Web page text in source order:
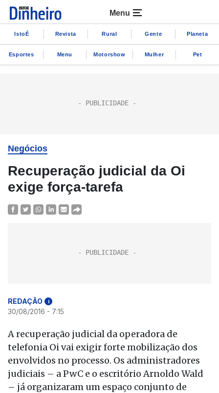
Menu
IstoÉ Revista Rural Gente Planeta
Esportes Menu Motorshow Mulher Pet
Negócios
Recuperação judicial da Oi
exige força-tarefa
REDAÇÃO i
30/08/2016 - 7:15
A recuperação judicial da operadora de
telefonia Oi vai exigir forte mobilização dos
envolvidos no processo. Os administradores
judiciais – a PwC e o escritório Arnoldo Wald
– já organizaram um espaço conjunto de